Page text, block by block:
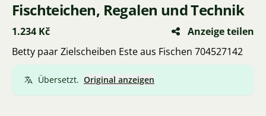
Fischteichen, Regalen und Technik
1.234 Kč
Anzeige teilen
Betty paar Zielscheiben Este aus Fischen 704527142
Übersetzt. Original anzeigen